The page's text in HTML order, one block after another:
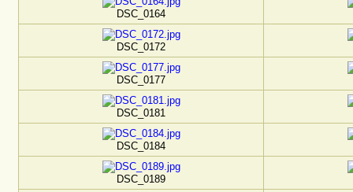
DSC_0164
DSC_0172
DSC_0177
DSC_0181
DSC_0184
DSC_0189